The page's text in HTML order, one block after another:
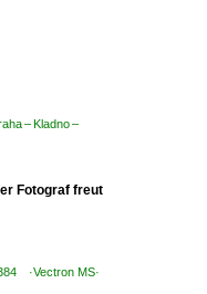
– Kladno –
Fotograf freut
·Vectron MS·